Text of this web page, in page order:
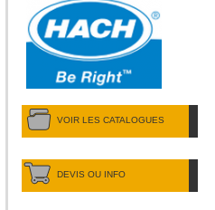
VOIR LES CATALOGUES
DEVIS OU INFO